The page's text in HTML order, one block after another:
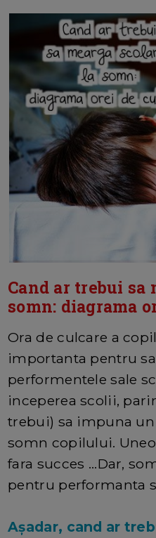
Cand ar trebui sa
somn: diagrama
Ora de culcare a
importanta pentru
performentele sale
inceperea scolii,
trebui) sa impuna
somn copilului.
fara succes ...Dar,
pentru performanta
Așadar, cand ar